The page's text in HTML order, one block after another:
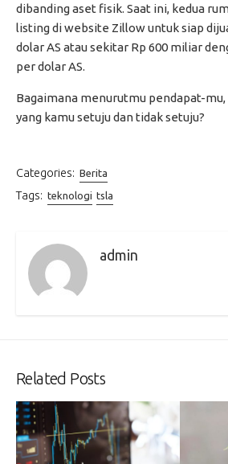
dibanding aset fisik. Saat ini, kedua
listing di website Zillow untuk siap
dolar AS atau sekitar Rp 600 miliar
per dolar AS.
Bagaimana menurutmu pendapat-
yang kamu setuju dan tidak setuju?
Categories: Berita
Tags: teknologi tsla
admin
Related Posts